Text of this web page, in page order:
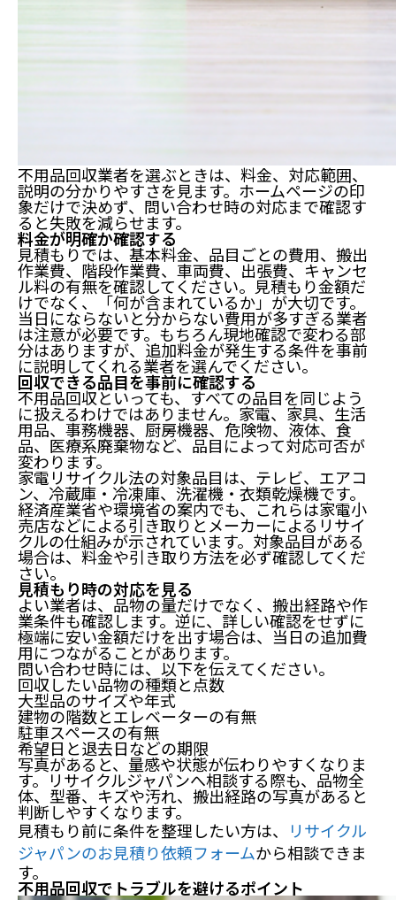
不用品回収業者を選ぶときは、料金、対応範囲、
説明の分かりやすさを見ます。ホームページの印
象だけで決めず、問い合わせ時の対応まで確認す
ると失敗を減らせます。
料金が明確か確認する
見積もりでは、基本料金、品目ごとの費用、搬出
作業費、階段作業費、車両費、出張費、キャンセ
ル料の有無を確認してください。見積もり金額だ
けでなく、「何が含まれているか」が大切です。
当日にならないと分からない費用が多すぎる業者
は注意が必要です。もちろん現地確認で変わる部
分はありますが、追加料金が発生する条件を事前
に説明してくれる業者を選んでください。
回収できる品目を事前に確認する
不用品回収といっても、すべての品目を同じよう
に扱えるわけではありません。家電、家具、生活
用品、事務機器、厨房機器、危険物、液体、食
品、医療系廃棄物など、品目によって対応可否が
変わります。
家電リサイクル法の対象品目は、テレビ、エアコ
ン、冷蔵庫・冷凍庫、洗濯機・衣類乾燥機です。
経済産業省や環境省の案内でも、これらは家電小
売店などによる引き取りとメーカーによるリサイ
クルの仕組みが示されています。対象品目がある
場合は、料金や引き取り方法を必ず確認してくだ
さい。
見積もり時の対応を見る
よい業者は、品物の量だけでなく、搬出経路や作
業条件も確認します。逆に、詳しい確認をせずに
極端に安い金額だけを出す場合は、当日の追加費
用につながることがあります。
問い合わせ時には、以下を伝えてください。
回収したい品物の種類と点数
大型品のサイズや年式
建物の階数とエレベーターの有無
駐車スペースの有無
希望日と退去日などの期限
写真があると、量感や状態が伝わりやすくなりま
す。リサイクルジャパンへ相談する際も、品物全
体、型番、キズや汚れ、搬出経路の写真があると
判断しやすくなります。
見積もり前に条件を整理したい方は、
リサイクル
ジャパンのお見積り依頼フォームから相談できま
す。
不用品回収でトラブルを避けるポイント